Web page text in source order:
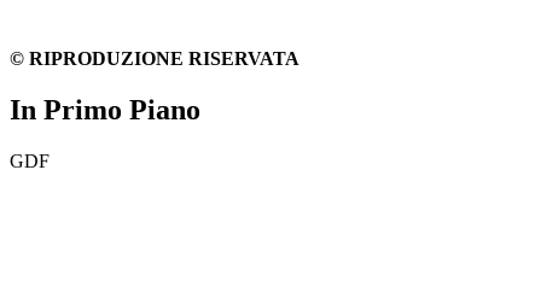
© RIPRODUZIONE RISERVATA
In Primo Piano
GDF